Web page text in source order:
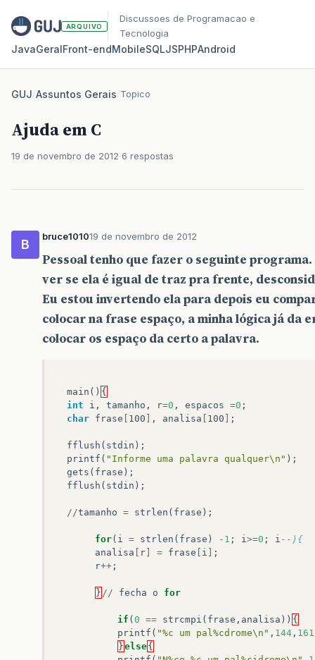
ARQUIVO
Discussoes de Programacao e
Tecnologia
JavaGeralFront‑endMobileSQLJSPHPAndroid
GUJ/Assuntos Gerais/Topico
Ajuda em C
19 de novembro de 2012 6 respostas
B
bruce101019 de novembro de 2012
Pessoal tenho que fazer o seguinte
ver se ela é igual de traz pra frente,
Eu estou invertendo ela para depois eu
colocar na frase espaço, a minha lógica já da
colocar os espaço da certo a palavra.
main () {
int
i , tamanho , r=0 , espacos =0 ;
char frase 100 , analisa 100 ;
fflush ( stdin );
printf ( "Informe uma palavra qualquer\n" );
gets ( frase );
fflush ( stdin );
//tamanho = strlen ( frase );
for( i = strlen ( frase ) - 1 ; i>=0 ; i --){
analisa
r = frase i
;
r++ ;
} // fecha o for
if ( 0 == strcmpi ( frase , analisa )) {
printf ( "%c um pal%cdrome\n" , 144 , 161
}else{